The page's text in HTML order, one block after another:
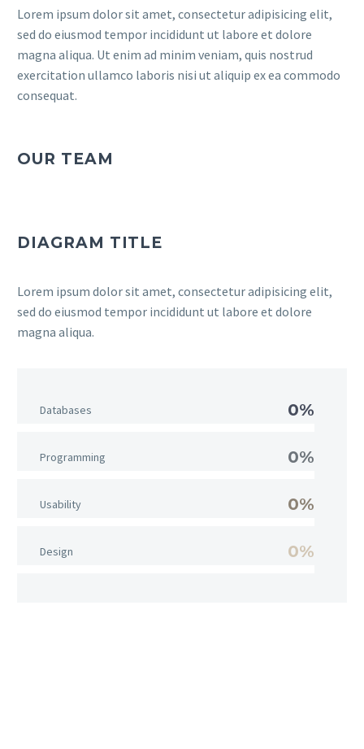
Lorem ipsum dolor sit amet, consectetur adipisicing elit,
sed do eiusmod tempor incididunt ut labore et dolore
magna aliqua. Ut enim ad minim veniam, quis nostrud
exercitation ullamco laboris nisi ut aliquip ex ea commodo
consequat.
OUR TEAM
DIAGRAM TITLE
Lorem ipsum dolor sit amet, consectetur adipisicing elit,
sed do eiusmod tempor incididunt ut labore et dolore
magna aliqua.
Databases 0%
Programming 0%
Usability 0%
Design 0%